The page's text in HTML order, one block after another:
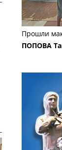
Прошли
ПОПОВА